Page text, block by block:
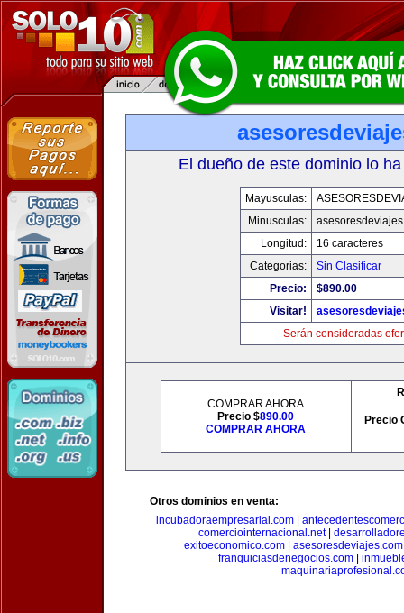
El dueño de este dominio lo
Mayusculas:
Minusculas:
Longitud:
16 caracteres
Categorias:
Sin Clasificar
Precio:
$890.00
Visitar!
Serán consideradas
COMPRAR AHORA
Precio $890.00
COMPRAR AHORA
Precio
Otros dominios en venta:
incubadoraempresarial.com
comerciointernacional.net|
exitoeconomico.com| asesoresdeviajes.com
franquiciasdenegocios.com|